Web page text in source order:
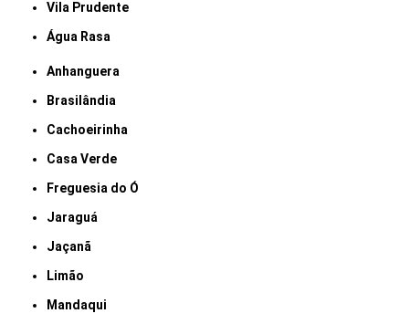
Vila Prudente
Água Rasa
Anhanguera
Brasilândia
Cachoeirinha
Casa Verde
Freguesia do Ó
Jaraguá
Jaçanã
Limão
Mandaqui